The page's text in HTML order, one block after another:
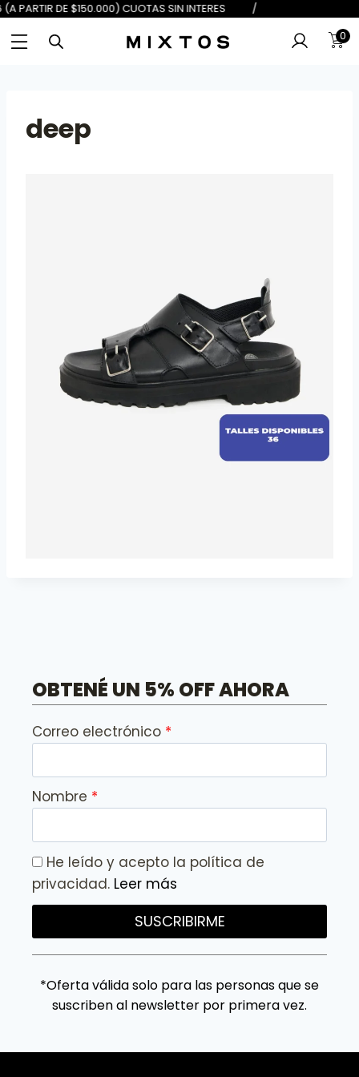
$100.000) 6 (A PARTIR DE
0
deep
OBTENÉ UN 5% OFF AHORA
Correo electrónico
Nombre
He leído y acepto la política de
privacidad. Leer más
SUSCRIBIRME
*Oferta válida solo para las personas que se
suscriben al newsletter por primera vez.